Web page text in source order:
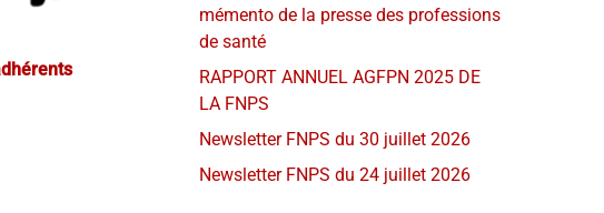
mémento de la presse des professions
de santé
RAPPORT ANNUEL AGFPN 2025 DE
LA FNPS
Newsletter FNPS du 30 juillet 2026
Newsletter FNPS du 24 juillet 2026